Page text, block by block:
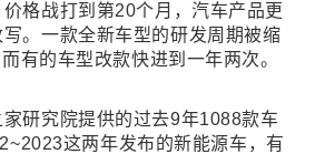
格战打到第20个月，汽车产品更
。一款全新车型的研发周期被缩
有的车型改款快进到一年两次。
研究院提供的过去9年1088款车
这两年发布的新能源车，有